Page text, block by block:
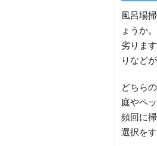
風呂場
ょうか
劣りま
りなど
どちら
庭やペ
頻回に
選択を